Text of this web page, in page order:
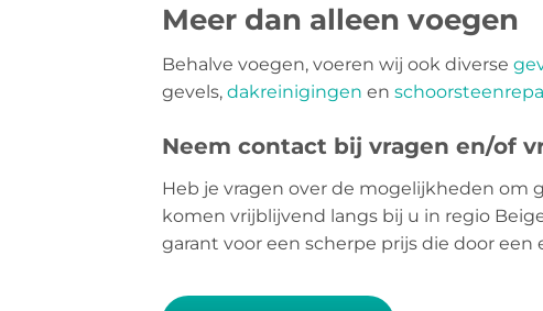
Meer dan alleen voegen
Behalve voegen, voeren wij ook diverse
gevels, dakreinigingen en
Neem contact bij vragen en/of
Heb je vragen over de mogelijkheden om
komen vrijblijvend langs bij u in regio
garant voor een scherpe prijs die door